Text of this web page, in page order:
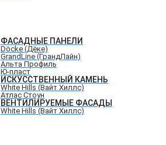
ФАСАДНЫЕ ПАНЕЛИ
Döcke (Дёке)
GrandLine (ГрандЛайн)
Альта Профиль
Ю-пласт
ИСКУССТВЕННЫЙ КАМЕНЬ
White Hills (Вайт Хиллс)
Атлас Стоун
ВЕНТИЛИРУЕМЫЕ ФАСАДЫ
White Hills (Вайт Хиллс)